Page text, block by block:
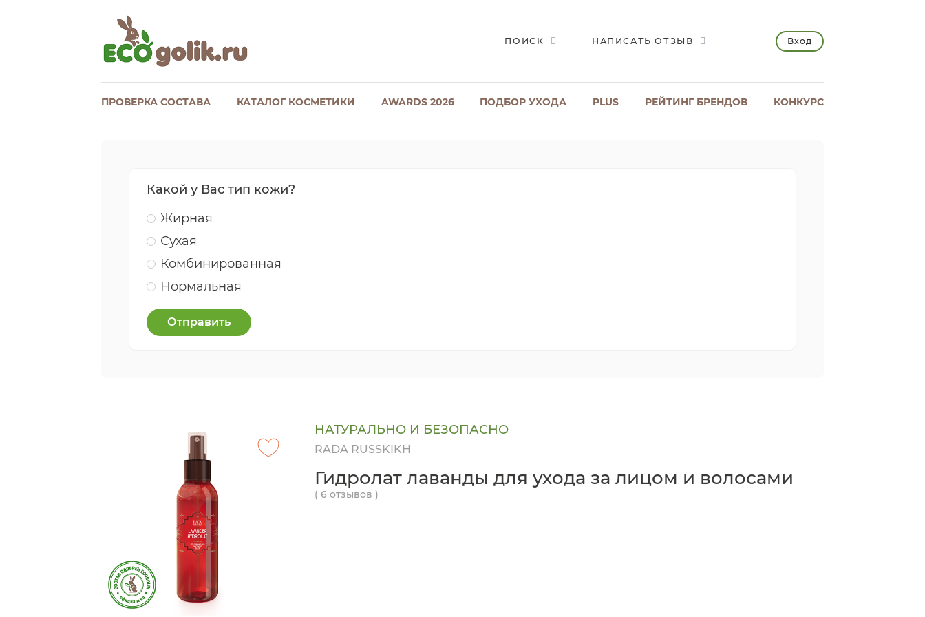
ПОИСК НАПИСАТЬ ОТЗЫВ Вход
ПРОВЕРКА СОСТАВА КАТАЛОГ КОСМЕТИКИ AWARDS 2026 ПОДБОР УХОДА PLUS РЕЙТИНГ БРЕНДОВ КОНКУРС
Какой у Вас тип кожи?
Жирная
Сухая
Комбинированная
Нормальная
Отправить
НАТУРАЛЬНО И БЕЗОПАСНО
RADA RUSSKIKH
Гидролат лаванды для ухода за лицом и волосами
( 6 отзывов )